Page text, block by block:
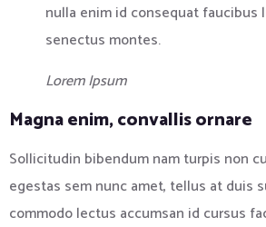
nulla enim id consequat
senectus montes.
Lorem Ipsum
Magna enim, convallis ornare
Sollicitudin bibendum nam turpis non
egestas sem nunc amet, tellus at duis
commodo lectus accumsan id cursus